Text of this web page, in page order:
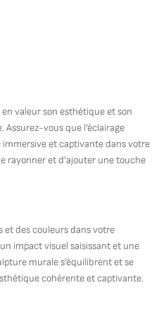
valeur son esthétique et son
vous que l’éclairage
et captivante dans votre
rayonner et d’ajouter une touche
et des couleurs dans votre
impact visuel saisissant et une
murale s’équilibrent et se
cohérente et captivante.